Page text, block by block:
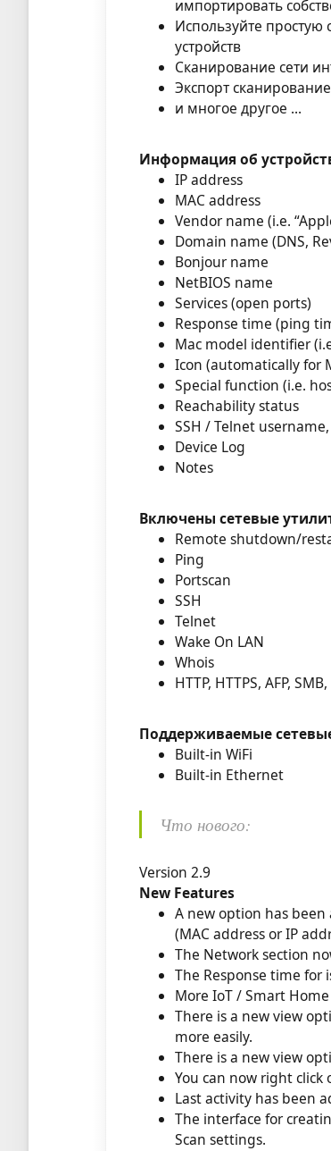
импортировать
Используйте простую
устройств
Сканирование сети
Экспорт
и многое другое ...
Информация об
IP address
MAC address
Vendor name (i.e.
Domain name (DNS,
Bonjour name
NetBIOS name
Services (open ports)
Response time (ping
Mac model identifier
Icon (automatically for
Special function (i.e.
Reachability status
SSH / Telnet
Device Log
Notes
Включены сетевые
Remote shutdown/
Ping
Portscan
SSH
Telnet
Wake On LAN
Whois
HTTP, HTTPS, AFP,
Поддерживаемые
Built-in WiFi
Built-in Ethernet
Что нового:
Version 2.9
New Features
A new option has
(MAC address or IP
The Network section
The Response time for
More IoT / Smart
There is a new view
more easily.
There is a new view
You can now right
Last activity has been
The interface for
Scan settings.